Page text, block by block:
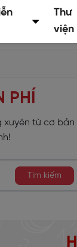
Thư
viện
PHÍ
từ cơ
Tìm kiếm